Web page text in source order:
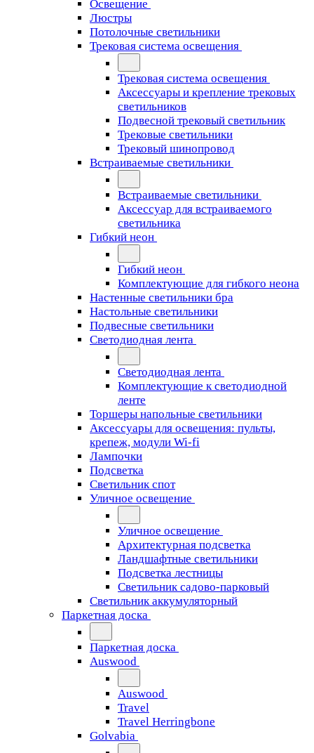
Освещение
Люстры
Потолочные светильники
Трековая система освещения
Трековая система освещения
Аксессуары и крепление трековых
светильников
Подвесной трековый светильник
Трековые светильники
Трековый шинопровод
Встраиваемые светильники
Встраиваемые светильники
Аксессуар для встраиваемого
светильника
Гибкий неон
Гибкий неон
Комплектующие для гибкого неона
Настенные светильники бра
Настольные светильники
Подвесные светильники
Светодиодная лента
Светодиодная лента
Комплектующие к светодиодной
ленте
Торшеры напольные светильники
Аксессуары для освещения: пульты,
крепеж, модули Wi-fi
Лампочки
Подсветка
Светильник спот
Уличное освещение
Уличное освещение
Архитектурная подсветка
Ландшафтные светильники
Подсветка лестницы
Светильник садово-парковый
Светильник аккумуляторный
Паркетная доска
Паркетная доска
Auswood
Auswood
Travel
Travel Herringbone
Golvabia